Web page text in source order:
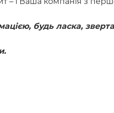
будь ласка,